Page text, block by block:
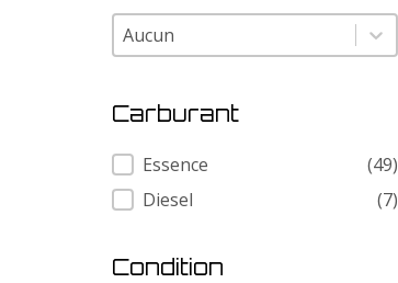
Modele
Modele
Carburant
Carburant
Essence
(49)
Diesel
(7)
Condition